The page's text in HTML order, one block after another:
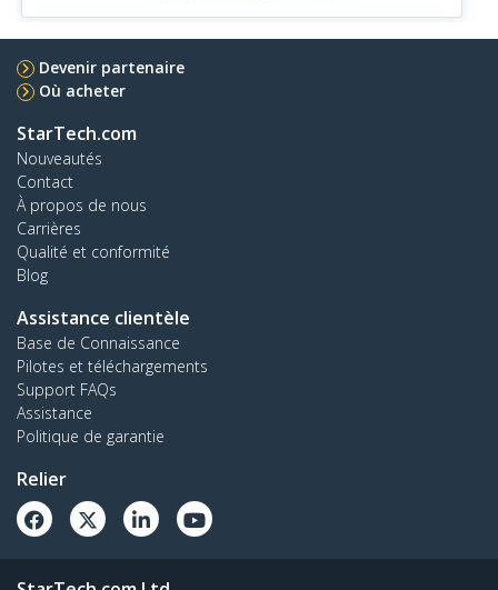
Devenir partenaire
Où acheter
StarTech.com
Nouveautés
Contact
À propos de nous
Carrières
Qualité et conformité
Blog
Assistance clientèle
Base de Connaissance
Pilotes et téléchargements
Support FAQs
Assistance
Politique de garantie
Relier